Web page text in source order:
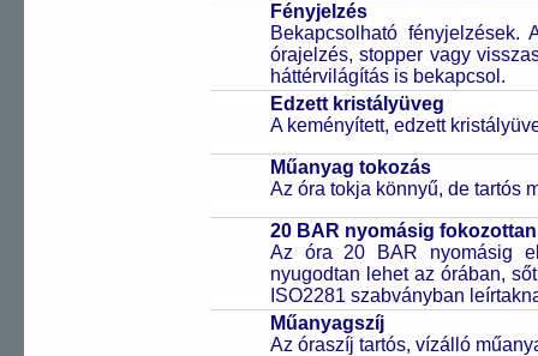
Fényjelzés
Bekapcsolható fényjelzések.
órajelzés, stopper vagy
háttérvilágítás is bekapcsol.
Edzett kristályüveg
A keményített, edzett
Műanyag tokozás
Az óra tokja könnyű, de tartós
20 BAR nyomásig
Az óra 20 BAR nyomásig
nyugodtan lehet az órában,
ISO2281 szabványban
Műanyagszíj
Az óraszíj tartós, vízálló